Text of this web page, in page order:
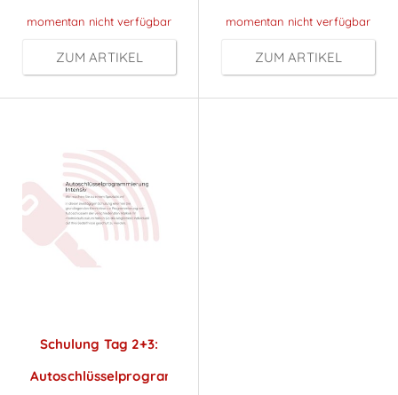
momentan nicht verfügbar
ZUM ARTIKEL
momentan nicht verfügbar
ZUM ARTIKEL
Schulung Tag 2+3:
Autoschlüsselprogrammierung